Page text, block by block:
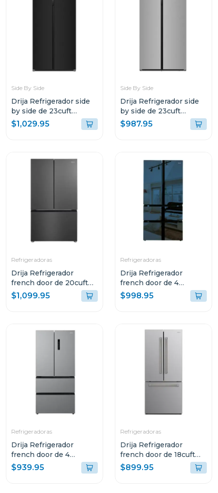
Side By Side
Drija Refrigerador side
by side de 23cuft
inverter diseño vidrio
negro
$1,029.95
Side By Side
Drija Refrigerador side
by side de 23cuft
inverter color acero
$987.95
Refrigeradoras
Drija Refrigerador
french door de 20cuft
inverter diseño acero
black
$1,099.95
Refrigeradoras
Drija Refrigerador
french door de 4
puertas 18cuft inverter
diseño espejo azul
$998.95
Refrigeradoras
Drija Refrigerador
french door de 4
puertas 18cuft inverter
color acero
$939.95
Refrigeradoras
Drija Refrigerador
french door de 18cuft
inverter color acero
INOX18D3P
$899.95